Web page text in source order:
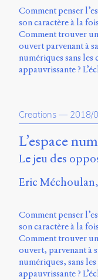
Comment penser
son caractère à la
Comment trouver
ouvert parvenant à
numériques sans
appauvrissante ?
Creations — 2018/
L’espace
Le jeu des
Eric Méchoulan
Comment penser
son caractère à la
Comment trouver
ouvert, parvenant à
numériques, sans
appauvrissante ?